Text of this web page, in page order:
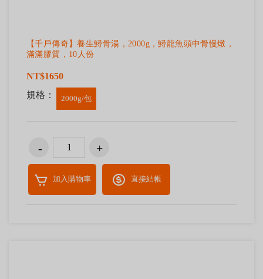
【千戶傳奇】養生鱘骨湯，2000g，鱘龍魚頭中骨慢燉，
滿滿膠質，10人份
NT$1650
規格：
2000g/包
加入購物車 直接結帳